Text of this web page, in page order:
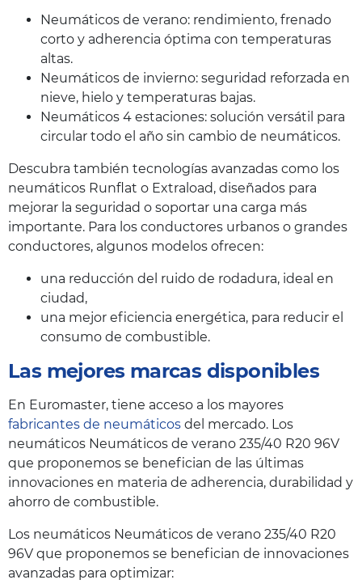
Neumáticos de verano: rendimiento, frenado
corto y adherencia óptima con temperaturas
altas.
Neumáticos de invierno: seguridad reforzada en
nieve, hielo y temperaturas bajas.
Neumáticos 4 estaciones: solución versátil para
circular todo el año sin cambio de neumáticos.
Descubra también tecnologías avanzadas como los
neumáticos Runflat o Extraload, diseñados para
mejorar la seguridad o soportar una carga más
importante. Para los conductores urbanos o grandes
conductores, algunos modelos ofrecen:
una reducción del ruido de rodadura, ideal en
ciudad,
una mejor eficiencia energética, para reducir el
consumo de combustible.
Las mejores marcas disponibles
En Euromaster, tiene acceso a los mayores
fabricantes de neumáticos del mercado. Los
neumáticos Neumáticos de verano 235/40 R20 96V
que proponemos se benefician de las últimas
innovaciones en materia de adherencia, durabilidad y
ahorro de combustible.
Los neumáticos Neumáticos de verano 235/40 R20
96V que proponemos se benefician de innovaciones
avanzadas para optimizar: